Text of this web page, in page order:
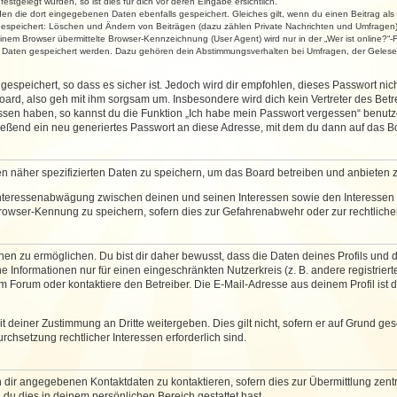
die dort eingegebenen Daten ebenfalls gespeichert. Gleiches gilt, wenn du einen Beitrag
Löschen und Ändern von Beiträgen (dazu zählen Private Nachrichten und
Browser übermittelte Browser-Kennzeichnung (User Agent) wird nur in der „Wer ist
gespeichert werden. Dazu gehören dein Abstimmungsverhalten bei Umfragen, der
so dass es sicher ist. Jedoch wird dir empfohlen, dieses Passwort
also geh mit ihm sorgsam um. Insbesondere wird dich kein Vertreter des
haben, so kannst du die Funktion „Ich habe mein Passwort vergessen“
ein neu generiertes Passwort an diese Adresse, mit dem du dann auf das
näher spezifizierten Daten zu speichern, um das Board betreiben und anbieten
zwischen deinen und seinen Interessen sowie den
Kennung zu speichern, sofern dies zur Gefahrenabwehr oder zur
zu ermöglichen. Du bist dir daher bewusst, dass die Daten deines Profils
nur für einen eingeschränkten Nutzerkreis (z. B. andere
Forum oder kontaktiere den Betreiber. Die E-Mail-Adresse aus deinem Profil
Zustimmung an Dritte weitergeben. Dies gilt nicht, sofern er auf Grund
rechtlicher Interessen erforderlich sind.
angegebenen Kontaktdaten zu kontaktieren, sofern dies zur Übermittlung